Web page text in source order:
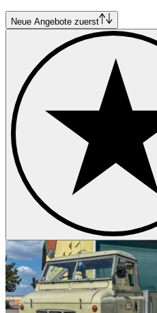
Neue Angebote zuerst